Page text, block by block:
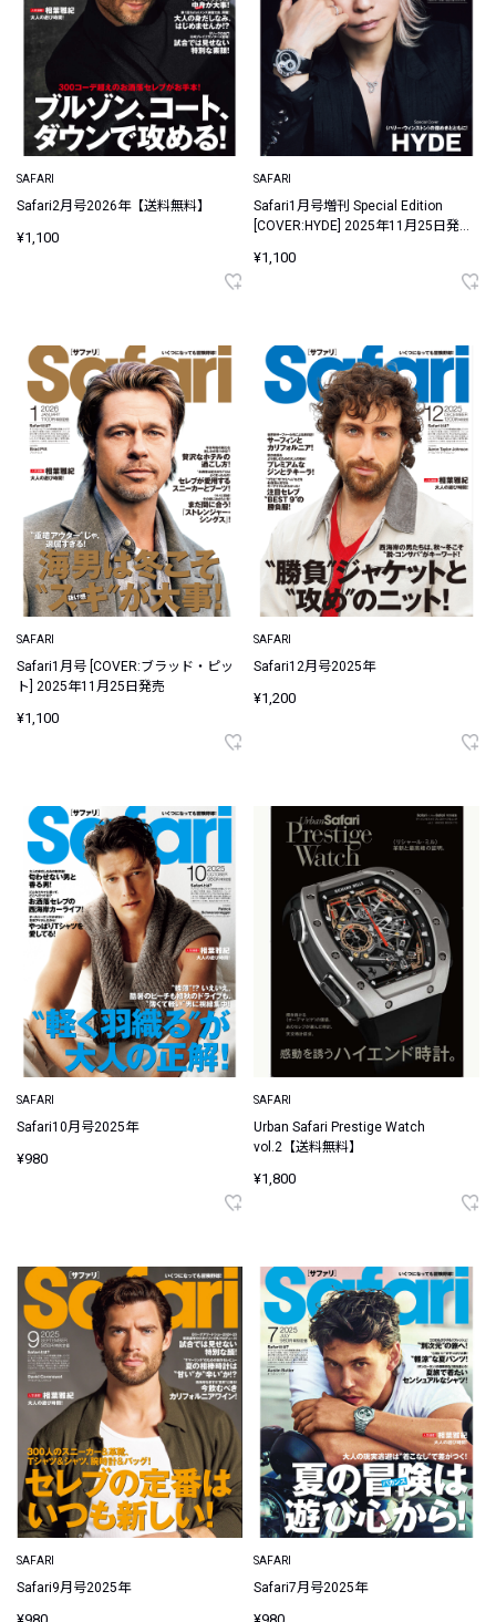
SAFARI
Safari2月号2026年【送料無料】
¥1,100
SAFARI
Safari1月号増刊 Special Edition
[COVER:HYDE] 2025年11月25日発売
¥1,100
SAFARI
Safari1月号 [COVER:ブラッド・ピッ
ト] 2025年11月25日発売
¥1,100
SAFARI
Safari12月号2025年
¥1,200
SAFARI
Safari10月号2025年
¥980
SAFARI
Urban Safari Prestige Watch
vol.2【送料無料】
¥1,800
SAFARI
Safari9月号2025年
SAFARI
Safari7月号2025年